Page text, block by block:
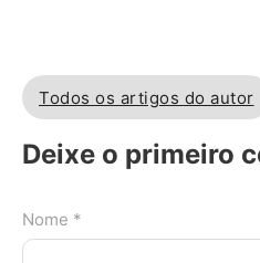
Todos os artigos do autor
Deixe o primeiro
Nome *